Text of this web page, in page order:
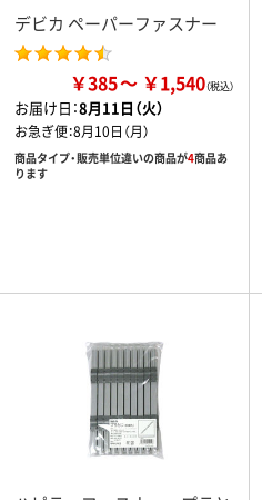
デビカ ペーパーファスナー
￥385 ￥1,540
お届け日：8月11日（火）
お急ぎ便：8月10日（月）
商品タイプ・販売単位違いの商品が4商品あ
ります